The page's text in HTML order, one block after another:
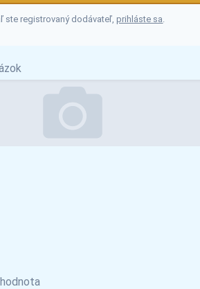
ste registrovaný dodávateľ,prihláste sa.